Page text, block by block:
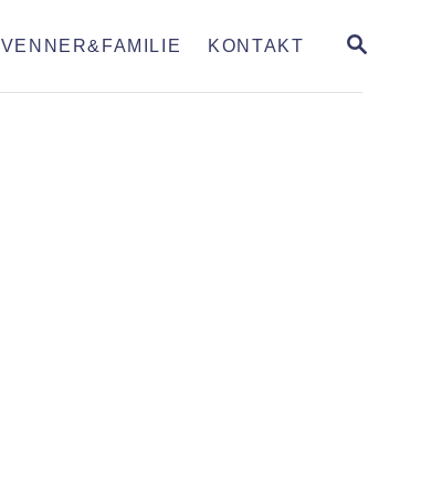
S
VENNER&FAMILIE KONTAKT